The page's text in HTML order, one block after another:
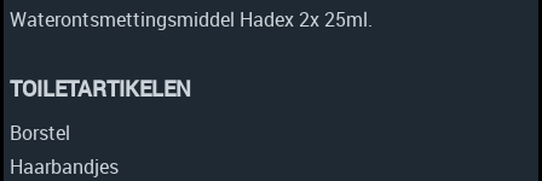
Waterontsmettingsmiddel Hadex 2x 25ml.
TOILETARTIKELEN
Borstel
Haarbandjes